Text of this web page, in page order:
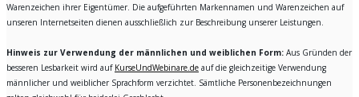
Warenzeichen ihrer Eigentümer. Die aufgeführten Markennamen und Warenzeichen auf
unseren Internetseiten dienen ausschließlich zur Beschreibung unserer Leistungen.
Hinweis zur Verwendung der männlichen und weiblichen Form: Aus Gründen der
besseren Lesbarkeit wird auf KurseUndWebinare.de auf die gleichzeitige Verwendung
männlicher und weiblicher Sprachform verzichtet. Sämtliche Personenbezeichnungen